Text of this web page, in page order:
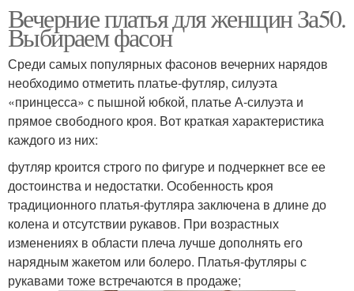
Вечерние платья для женщин За50.
Выбираем фасон
Среди самых популярных фасонов вечерних нарядов
необходимо отметить платье-футляр, силуэта
«принцесса» с пышной юбкой, платье А-силуэта и
прямое свободного кроя. Вот краткая характеристика
каждого из них:
футляр кроится строго по фигуре и подчеркнет все ее
достоинства и недостатки. Особенность кроя
традиционного платья-футляра заключена в длине до
колена и отсутствии рукавов. При возрастных
изменениях в области плеча лучше дополнять его
нарядным жакетом или болеро. Платья-футляры с
рукавами тоже встречаются в продаже;